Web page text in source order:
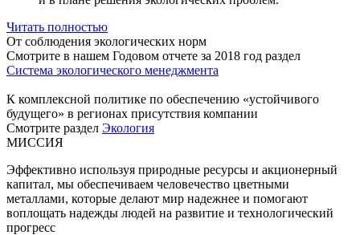
Читать полностью
От соблюдения экологических норм
Смотрите в нашем Годовом отчете за 2018 год раздел
Система экологического менеджмента
К комплексной политике по обеспечению «устойчивого
будущего» в регионах присутствия компании
Смотрите раздел Экология
МИССИЯ
Эффективно используя природные ресурсы и акционерный
капитал, мы обеспечиваем человечество цветными
металлами, которые делают мир надежнее и помогают
воплощать надежды людей на развитие и технологический
прогресс